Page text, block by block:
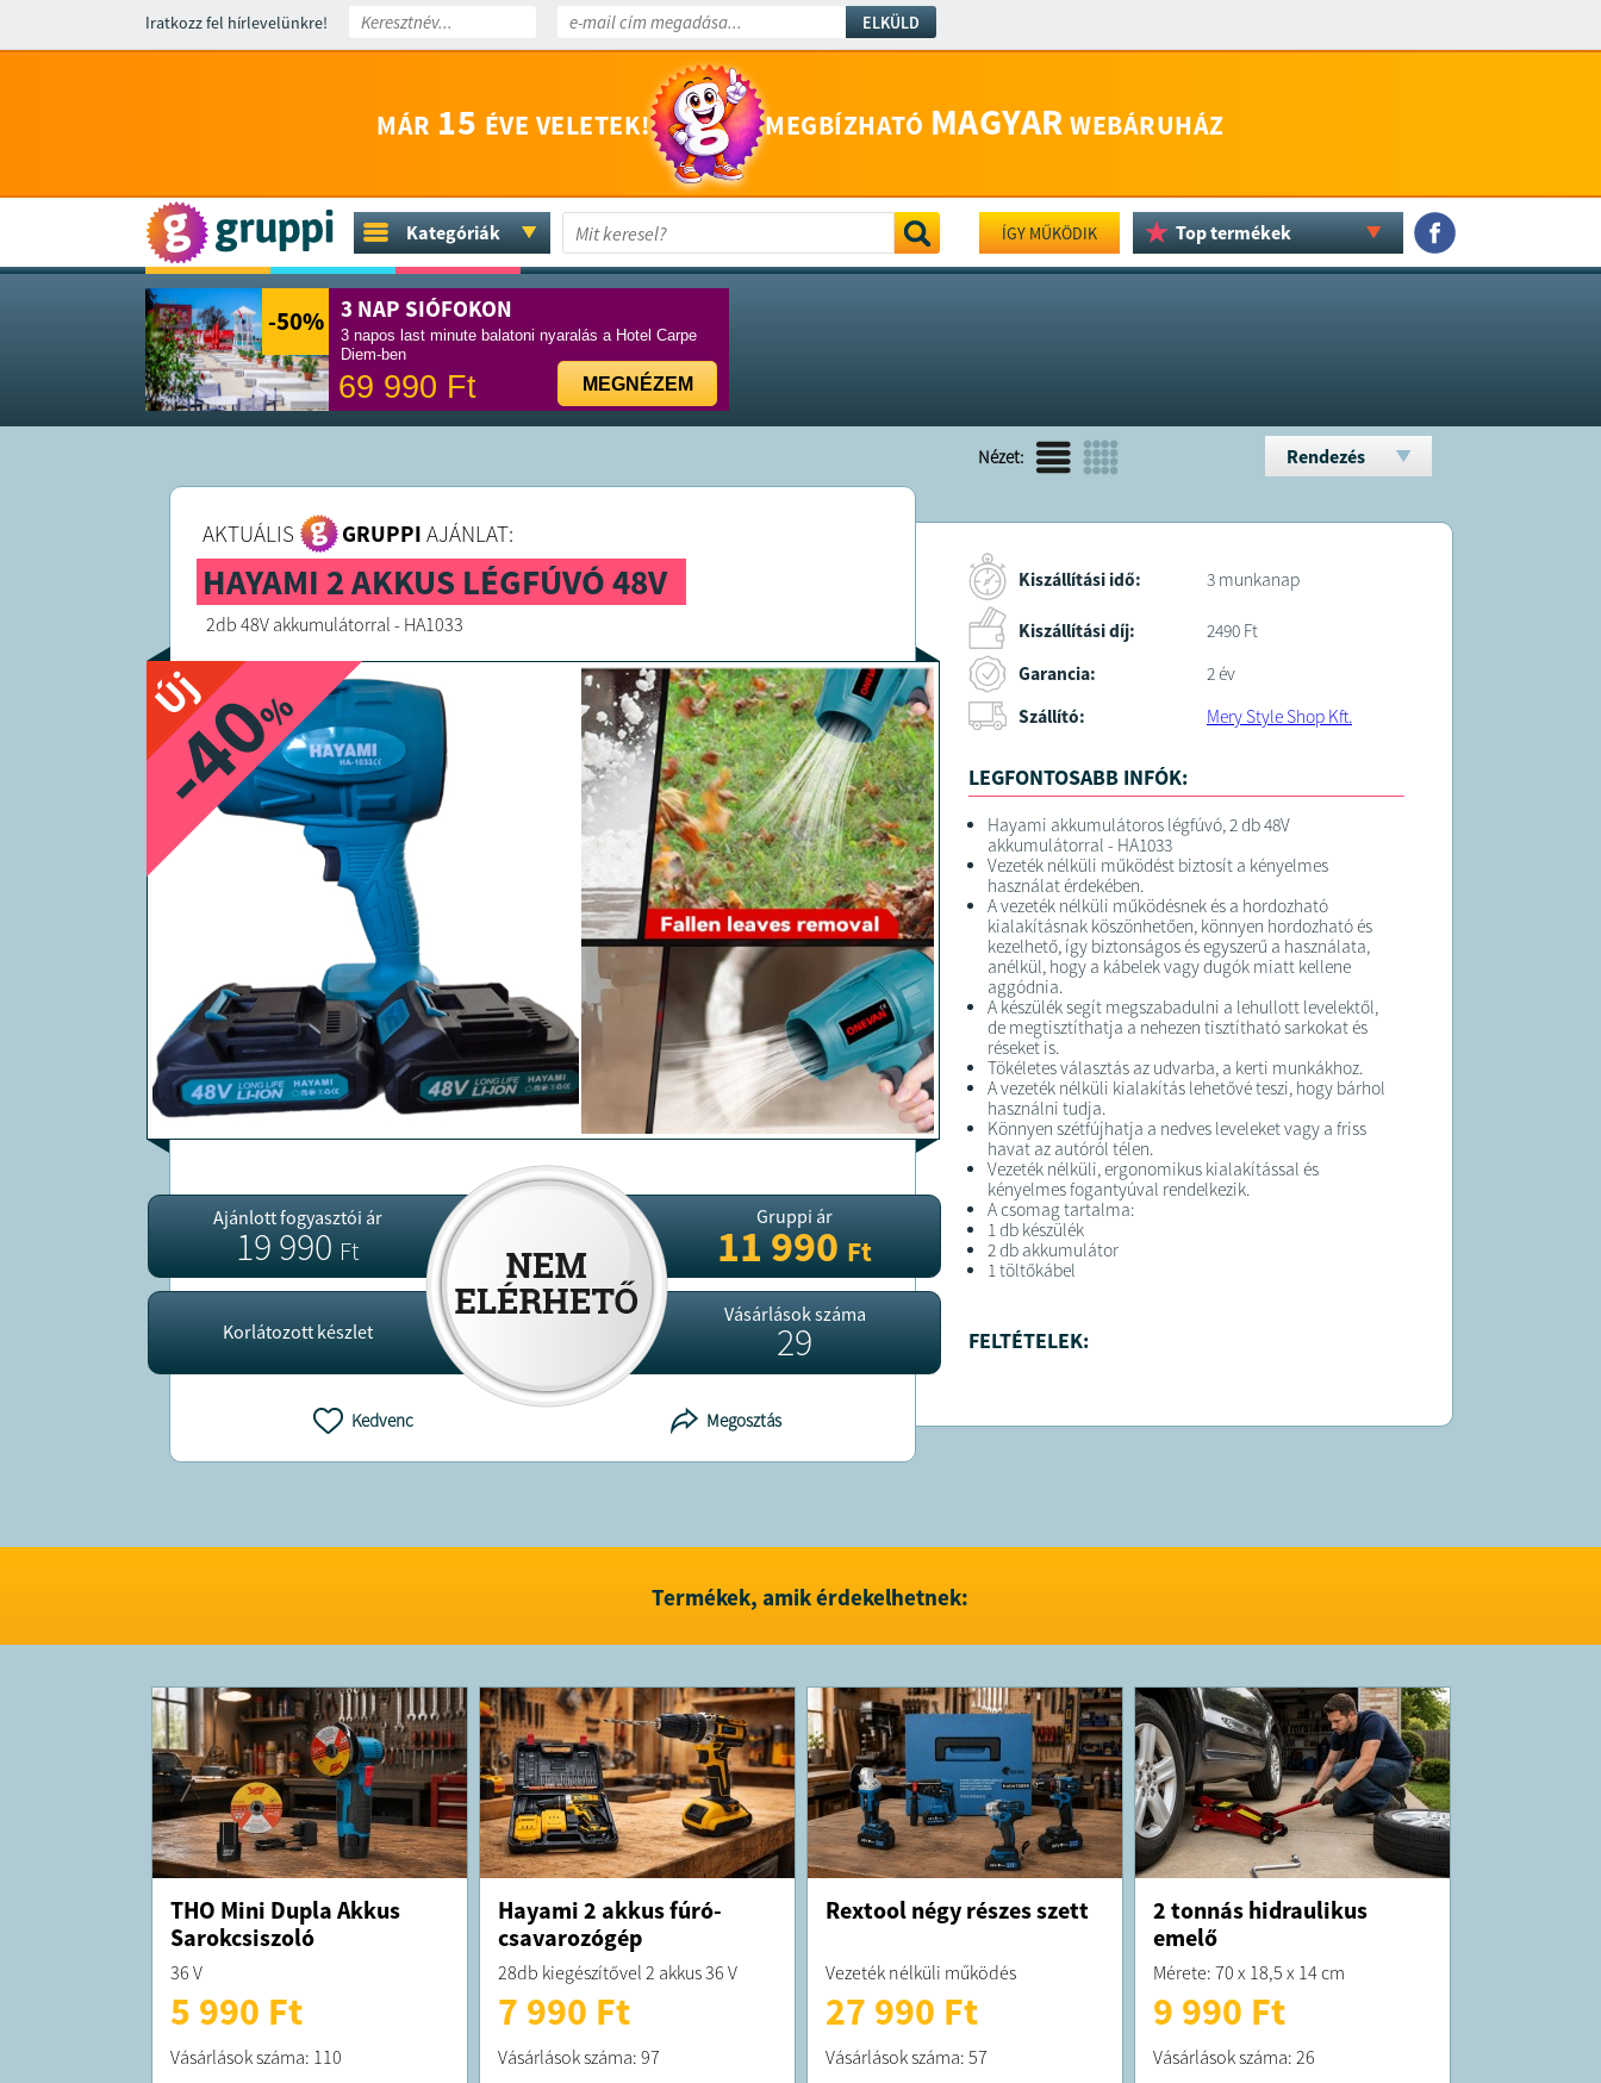
Iratkozz fel hírlevelünkre! ELKÜLD
MÁR 15 ÉVE VELETEK! MEGBÍZHATÓ MAGYAR WEBÁRUHÁZ
Kategóriák ÍGY MŰKÖDIK Top termékek
-50% 3 NAP SIÓFOKON
3 napos last minute balatoni nyaralás a Hotel Carpe
Diem-ben
69 990 Ft MEGNÉZEM
Nézet: Rendezés
AKTUÁLIS GRUPPI AJÁNLAT:
HAYAMI 2 AKKUS LÉGFÚVÓ 48V
2db 48V akkumulátorral - HA1033
Új
-40
%
Ajánlott fogyasztói ár
19 990Ft
Korlátozott készlet
Gruppi ár
11 990Ft
Vásárlások száma
29
Kedvenc Megosztás
Kiszállítási idő: 3 munkanap
Kiszállítási díj:
2490 Ft
Garancia:
2 év
Szállító:
Mery Style Shop Kft.
LEGFONTOSABB INFÓK:
Hayami akkumulátoros légfúvó, 2 db 48V
akkumulátorral - HA1033
Vezeték nélküli működést biztosít a kényelmes
használat érdekében.
A vezeték nélküli működésnek és a hordozható
kialakításnak köszönhetően, könnyen hordozható és
kezelhető, így biztonságos és egyszerű a használata,
anélkül, hogy a kábelek vagy dugók miatt kellene
aggódnia.
A készülék segít megszabadulni a lehullott levelektől,
de megtisztíthatja a nehezen tisztítható sarkokat és
réseket is.
Tökéletes választás az udvarba, a kerti munkákhoz.
A vezeték nélküli kialakítás lehetővé teszi, hogy bárhol
használni tudja.
Könnyen szétfújhatja a nedves leveleket vagy a friss
havat az autóról télen.
Vezeték nélküli, ergonomikus kialakítással és
kényelmes fogantyúval rendelkezik.
A csomag tartalma:
1 db készülék
2 db akkumulátor
1 töltőkábel
FELTÉTELEK:
elérhetőségei: +36 30/897-8437;
Termékek, amik érdekelhetnek:
THO Mini Dupla Akkus
Sarokcsiszoló
36 V
5 990 Ft
Vásárlások száma: 110
Hayami 2 akkus fúró-
csavarozógép
28db kiegészítővel 2 akkus 36 V
7 990 Ft
Vásárlások száma: 97
Rextool négy részes szett
Vezeték nélküli működés
27 990 Ft
Vásárlások száma: 57
2 tonnás hidraulikus
emelő
Mérete: 70 x 18,5 x 14 cm
9 990 Ft
Vásárlások száma: 26